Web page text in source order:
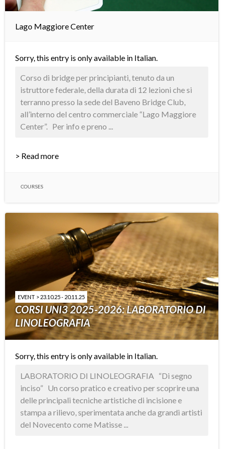
Lago Maggiore Center
Sorry, this entry is only available in Italian.
Corso di bridge per principianti, tenuto da un
istruttore federale, della durata di 12 lezioni che si
terranno presso la sede del Baveno Bridge Club,
all’interno del centro commerciale “Lago Maggiore
Center”. Per info e preno ...
> Read more
COURSES
EVENT > 23.10.25 - 20.11.25
CORSI UNI3 2025-2026: LABORATORIO DI
LINOLEOGRAFIA
Sorry, this entry is only available in Italian.
LABORATORIO DI LINOLEOGRAFIA “Di segno
inciso” Un corso pratico e creativo per scoprire una
delle principali tecniche artistiche di incisione e
stampa a rilievo, sperimentata anche da grandi artisti
del Novecento come Matisse ...